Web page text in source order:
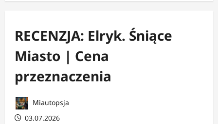
RECENZJA: Elryk. Śniące
Miasto | Cena
przeznaczenia
Miautopsja
03.07.2026